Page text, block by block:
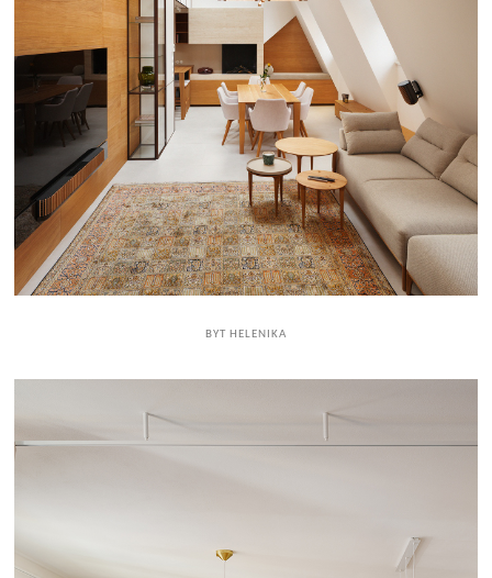
BYT HELENIKA